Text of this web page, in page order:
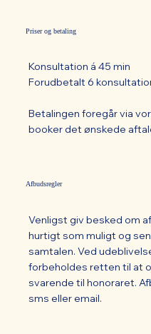
Konsultation á 45
Forudbetalt 6
Betalingen foregår via
booker det ønskede
Priser og betaling
Venligst giv besked om
hurtigt som muligt og
samtalen. Ved
forbeholdes retten til at
svarende til honoraret.
sms eller email.
Afbudsregler